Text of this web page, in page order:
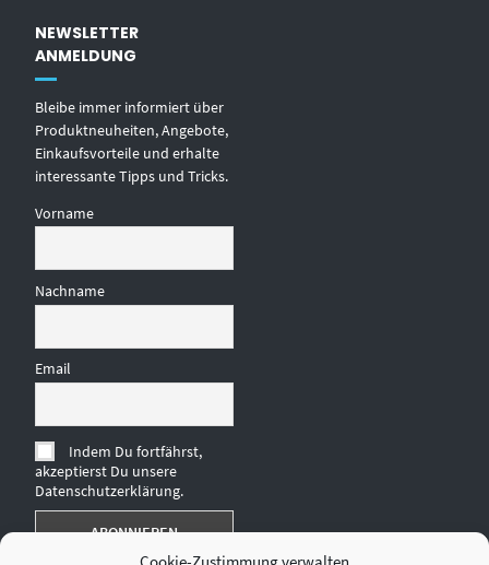
NEWSLETTER
ANMELDUNG
Bleibe immer informiert über
Produktneuheiten, Angebote,
Einkaufsvorteile und erhalte
interessante Tipps und Tricks.
Vorname
Nachname
Email
Indem Du fortfährst,
akzeptierst Du unsere
Datenschutzerklärung.